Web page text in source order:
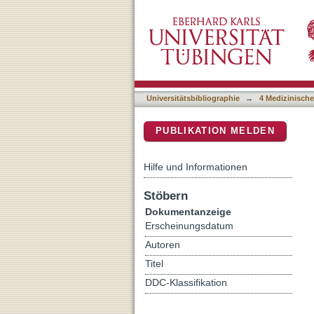
Immunoprofiling of 4-
Universitätsbibliographie → 4
PUBLIKATION MELDEN
Hilfe und Informationen
Stöbern
Dokumentanzeige
Erscheinungsdatum
Autoren
Titel
DDC-Klassifikation